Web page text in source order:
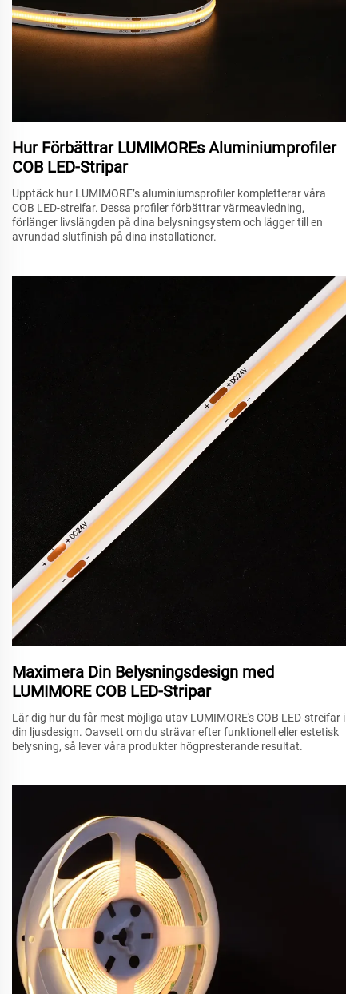
Hur Förbättrar LUMIMOREs Aluminiumprofiler
COB LED-Stripar
Upptäck hur LUMIMORE’s aluminiumsprofiler kompletterar våra
COB LED-streifar. Dessa profiler förbättrar värmeavledning,
förlänger livslängden på dina belysningsystem och lägger till en
avrundad slutfinish på dina installationer.
Maximera Din Belysningsdesign med
LUMIMORE COB LED-Stripar
Lär dig hur du får mest möjliga utav LUMIMORE's COB LED-streifar i
din ljusdesign. Oavsett om du strävar efter funktionell eller estetisk
belysning, så lever våra produkter högpresterande resultat.